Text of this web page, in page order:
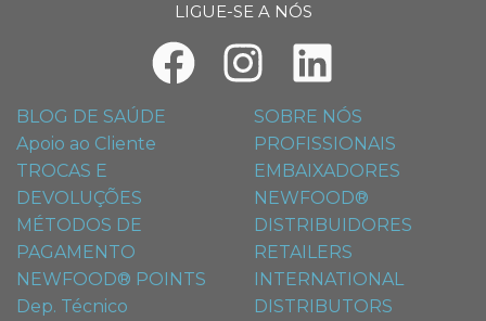
LIGUE-SE A NÓS
BLOG DE SAÚDE
Apoio ao Cliente
TROCAS E
DEVOLUÇÕES
MÉTODOS DE
PAGAMENTO
NEWFOOD® POINTS
Dep. Técnico
SOBRE NÓS
PROFISSIONAIS
EMBAIXADORES
NEWFOOD®
DISTRIBUIDORES
RETAILERS
INTERNATIONAL
DISTRIBUTORS